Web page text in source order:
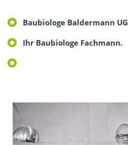
Baubiologe Baldermann UG
Ihr Baubiologe Fachmann.